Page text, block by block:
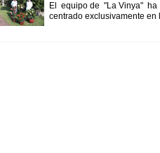
El equipo de "La Vinya" ha
centrado exclusivamente